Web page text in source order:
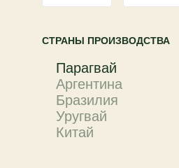
СТРАНЫ ПРОИЗВОДСТВА
Парагвай
Аргентина
Бразилия
Уругвай
Китай